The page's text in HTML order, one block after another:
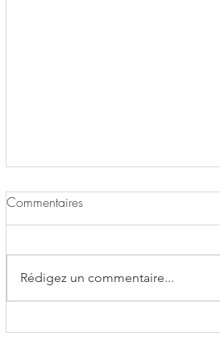
Commentaires
Rédigez un commentaire...